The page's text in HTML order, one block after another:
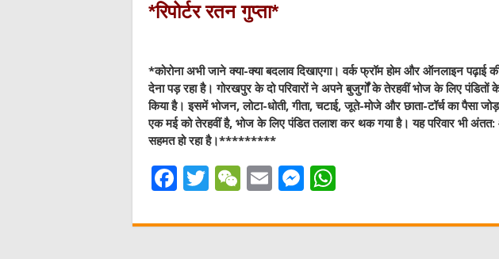
*रिपोर्टर रतन गुप्ता*
*कोरोना अभी जाने क्या-क्या बदलाव दिखाएगा। वर्क फ्रॉम होम और ऑनलाइन पढ़ाई
देना पड़ रहा है। गोरखपुर के दो परिवारों ने अपने बुजुर्गों के तेरहवीं भोज के लिए
किया है। इसमें भोजन, लोटा-धोती, गीता, चटाई, जूते-मोजे और छाता-टॉर्च का पैसा
एक मई को तेरहवीं है, भोज के लिए पंडित तलाश कर थक गया है। यह परिवार भी
सहमत हो रहा है।*********
F
c
T
it
W
C
E
ai
M
ss at